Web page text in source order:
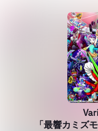
「最響カミズ